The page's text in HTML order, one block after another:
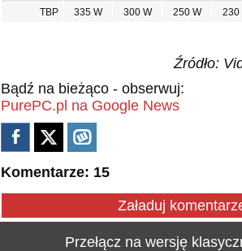
TBP 335 W 300 W 250 W 230
Źródło:
Bądź na bieżąco - obserwuj:
PurePC.pl na Google News
Komentarze: 15
Załaduj
Przełącz na wersję